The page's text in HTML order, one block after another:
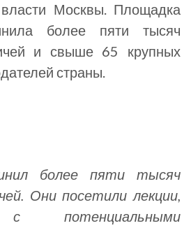
власти Москвы. Площадка
более пяти тысяч
и свыше 65 крупных
страны.
более пяти тысяч
Они посетили лекции,
с потенциальными